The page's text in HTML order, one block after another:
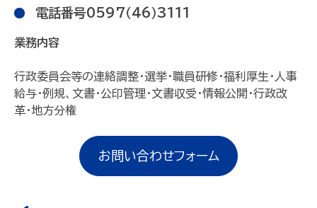
電話番号0597（46）3111
業務内容
行政委員会等の連絡調整・選挙・職員研修・福利厚生・人事
給与・例規、文書・公印管理・文書収受・情報公開・行政改
革・地方分権
お問い合わせフォーム